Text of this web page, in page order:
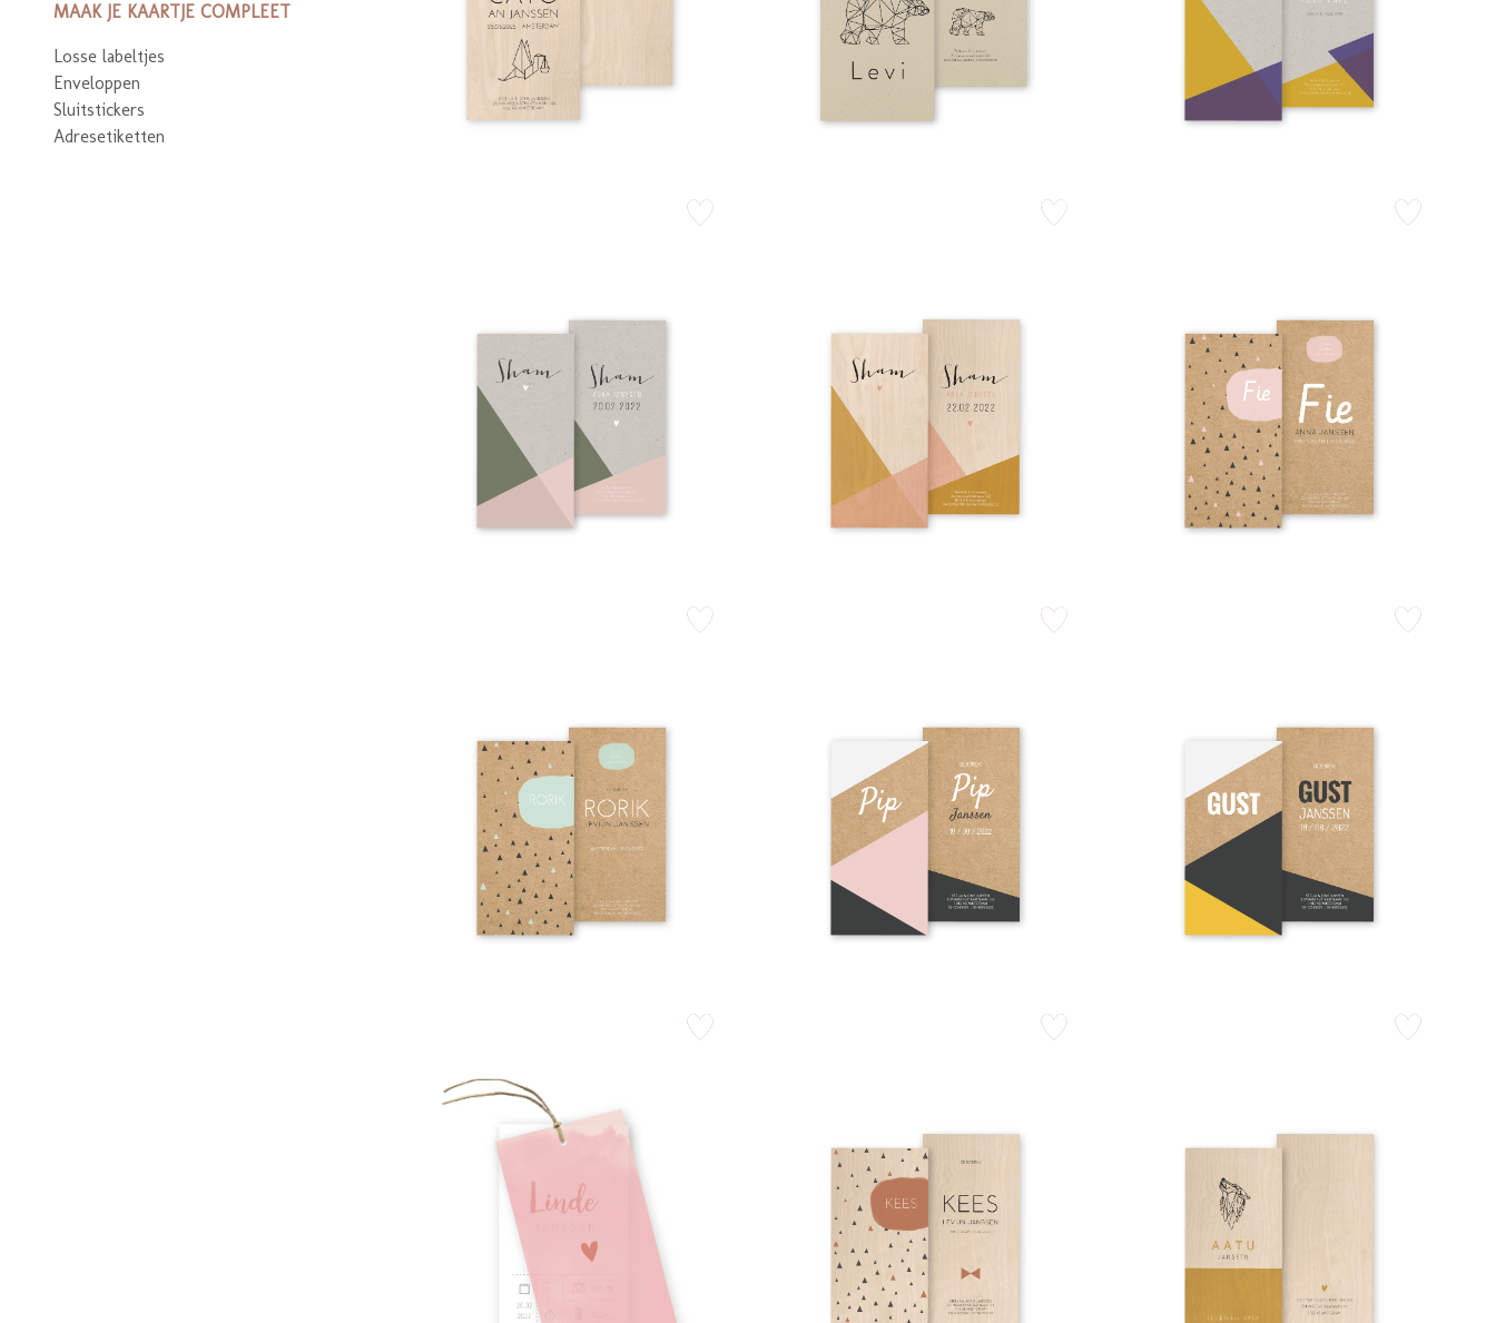
MAAK JE KAARTJE COMPLEET
Losse labeltjes
Enveloppen
Sluitstickers
Adresetiketten